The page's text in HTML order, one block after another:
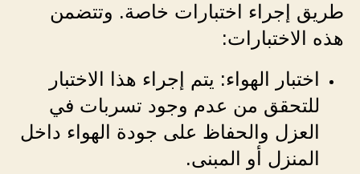
طريق إجراء اختبارات خاصة. وتتضمن
هذه الاختبارات:
اختبار الهواء: يتم إجراء هذا الاختبار
للتحقق من عدم وجود تسربات في
العزل والحفاظ على جودة الهواء داخل
المنزل أو المبنى.